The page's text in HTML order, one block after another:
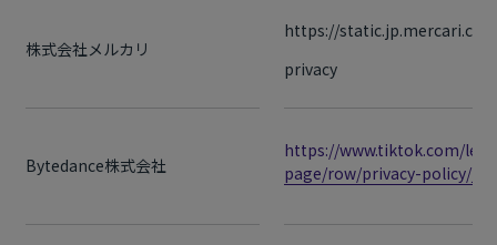
株式会社メルカリ
https://
privacy
Bytedance株式会社
https://www.tiktok.com/
page/row/privacy-policy/ja